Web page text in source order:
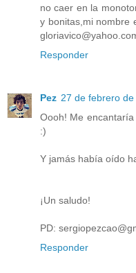
no caer en la
y bonitas,mi nombre
Responder
Pez 27 de febrero
Oooh! Me
:)
Y jamás había oído
¡Un saludo!
PD:
Responder